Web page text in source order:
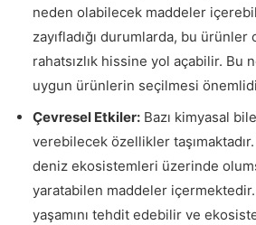
neden olabilecek maddeler
zayıfladığı durumlarda, bu
rahatsızlık hissine yol açabilir. Bu
uygun ürünlerin seçilmesi
Çevresel Etkiler: Bazı kimyasal
verebilecek özellikler
deniz ekosistemleri üzerinde
yaratabilen maddeler
yaşamını tehdit edebilir ve